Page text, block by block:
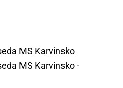
MS Karvinsko
MS Karvinsko -